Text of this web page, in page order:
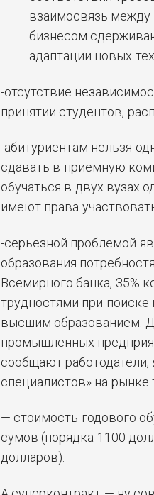
взаимосвязь между
бизнесом
адаптации новых
-отсутствие
принятии студентов,
-абитуриентам нельзя
сдавать в приемную
обучаться в двух вузах
имеют права
-серьезной проблемой
образования
Всемирного банка, 35%
трудностями при
высшим образованием.
промышленных
сообщают работодатели,
специалистов» на рынке
— стоимость годового
сумов (порядка 1100
долларов).